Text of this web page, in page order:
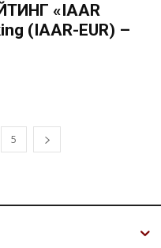
«IAAR
(IAAR-EUR) –
5